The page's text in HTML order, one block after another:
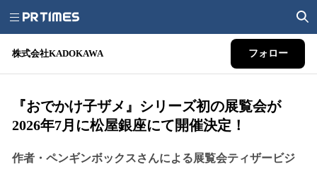
株式会社KADOKAWA フォロー
『おでかけ子ザメ』シリーズ初の展覧会が
2026年7月に松屋銀座にて開催決定！
作者・ペンギンボックスさんによる展覧会ティザービジ